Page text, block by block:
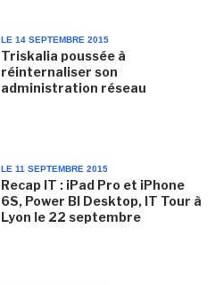
LE 14 SEPTEMBRE 2015
Triskalia poussée à
réinternaliser son
administration réseau
LE 11 SEPTEMBRE 2015
Recap IT : iPad Pro et iPhone
6S, Power BI Desktop, IT Tour à
Lyon le 22 septembre